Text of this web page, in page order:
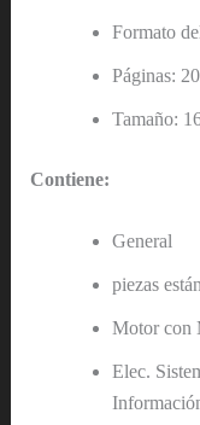
Formato
Páginas:
Tamaño:
Contiene:
General
piezas
Motor con
Elec.